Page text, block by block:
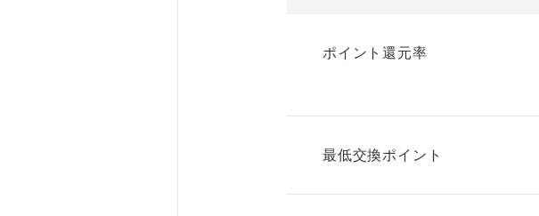
ポイント還元率
最低交換ポイント